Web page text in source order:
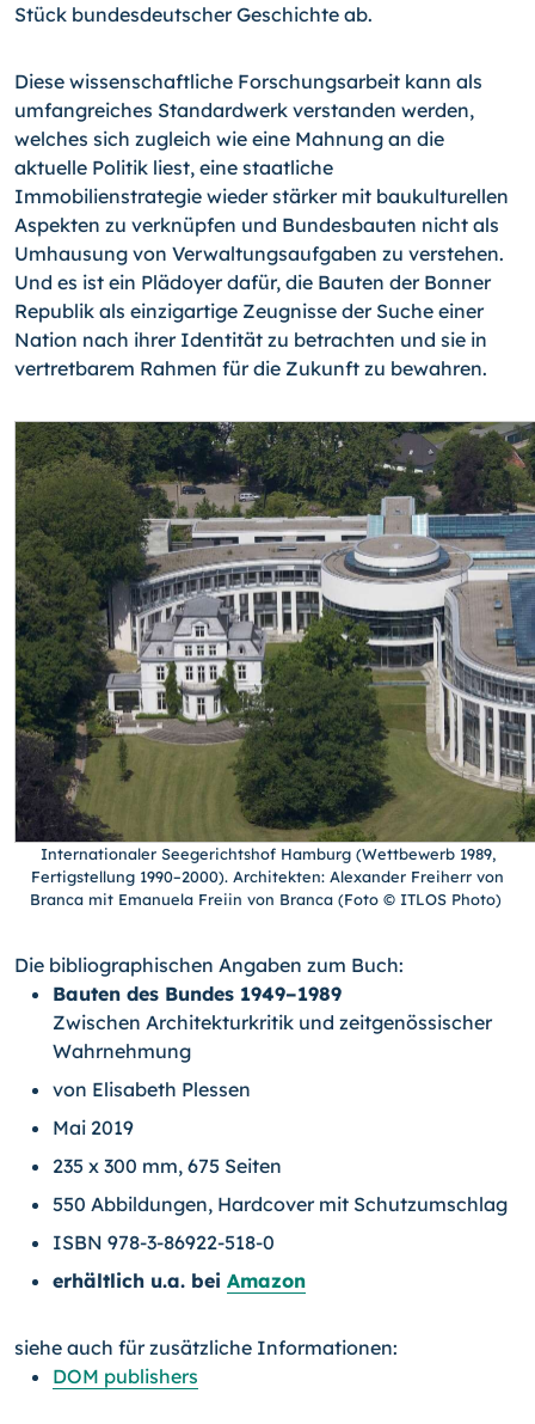
Stück bundesdeutscher Geschichte ab.
Diese wissenschaftliche Forschungsarbeit kann als
umfangreiches Standardwerk verstanden werden,
welches sich zugleich wie eine Mahnung an die
aktuelle Politik liest, eine staatliche
Immobilienstrategie wieder stärker mit baukulturellen
Aspekten zu verknüpfen und Bundesbauten nicht als
Umhausung von Verwaltungsaufgaben zu verstehen.
Und es ist ein Plädoyer dafür, die Bauten der Bonner
Republik als einzigartige Zeugnisse der Suche einer
Nation nach ihrer Identität zu betrachten und sie in
vertretbarem Rahmen für die Zukunft zu bewahren.
Internationaler Seegerichtshof Hamburg (Wettbewerb 1989,
Fertigstellung 1990–2000). Architekten: Alexander Freiherr von
Branca mit Emanuela Freiin von Branca (Foto © ITLOS Photo)
Die bibliographischen Angaben zum Buch:
Bauten des Bundes 1949–1989
Zwischen Architekturkritik und zeitgenössischer
Wahrnehmung
von Elisabeth Plessen
Mai 2019
235 x 300 mm, 675 Seiten
550 Abbildungen, Hardcover mit Schutzumschlag
ISBN 978-3-86922-518-0
erhältlich u.a. bei Amazon
siehe auch für zusätzliche Informationen:
DOM publishers